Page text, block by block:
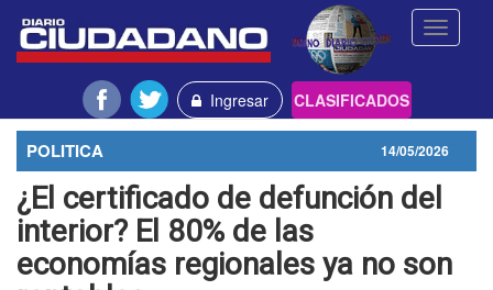
Toggle
Ingresar CLASIFICADOS
POLITICA 14/05/2026
¿El certificado de defunción del
interior? El 80% de las
economías regionales ya no son